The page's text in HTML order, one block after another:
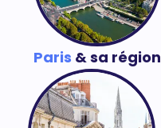
Paris & sa région